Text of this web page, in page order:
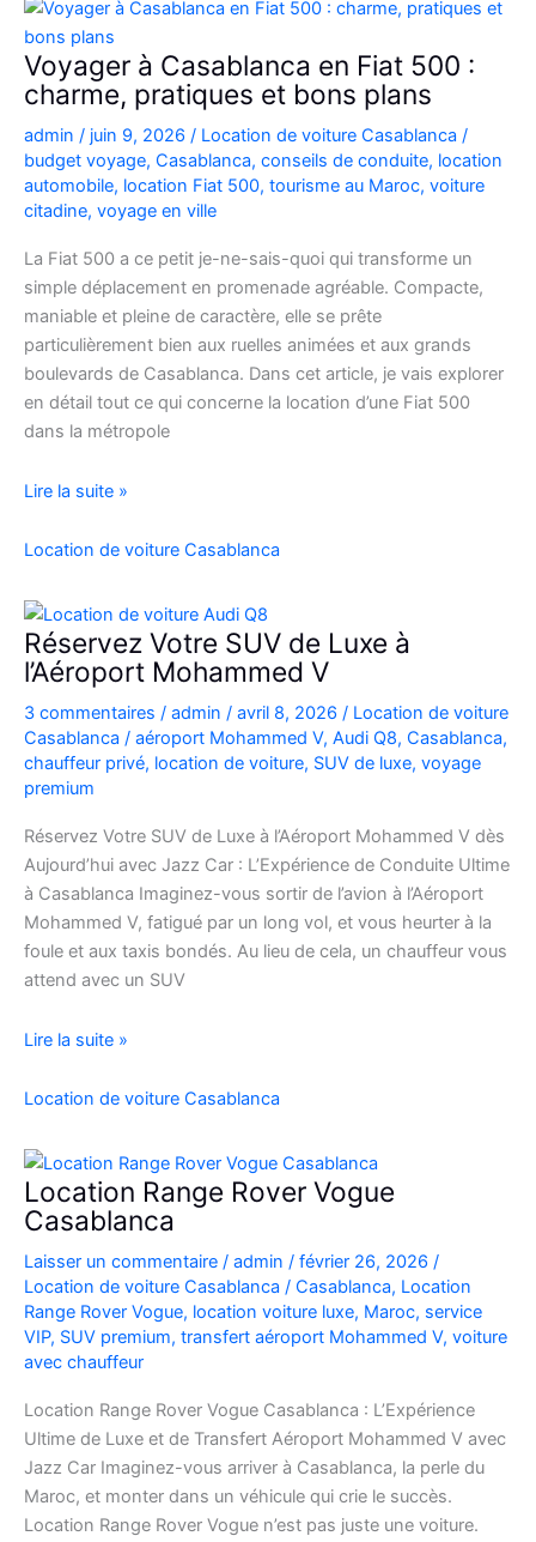
Picanto
à
Casablanca
vos
déplacements
Voyager à Casablanca en Fiat 500 :
charme, pratiques et bons plans
admin / juin 9, 2026 / Location de voiture Casablanca /
budget voyage, Casablanca, conseils de conduite, location
automobile, location Fiat 500, tourisme au Maroc, voiture
citadine, voyage en ville
La Fiat 500 a ce petit je-ne-sais-quoi qui transforme un
simple déplacement en promenade agréable. Compacte,
maniable et pleine de caractère, elle se prête
particulièrement bien aux ruelles animées et aux grands
boulevards de Casablanca. Dans cet article, je vais explorer
en détail tout ce qui concerne la location d’une Fiat 500
dans la métropole
Voyager
Casablanca
Fiat
500
:
pratiques
et
bons
Lire la suite »
Location de voiture Casablanca
Réservez Votre SUV de Luxe à
l’Aéroport Mohammed V
3 commentaires / admin / avril 8, 2026 / Location de voiture
Casablanca / aéroport Mohammed V, Audi Q8, Casablanca,
chauffeur privé, location de voiture, SUV de luxe, voyage
premium
Réservez Votre SUV de Luxe à l’Aéroport Mohammed V dès
Aujourd’hui avec Jazz Car : L’Expérience de Conduite Ultime
à Casablanca Imaginez-vous sortir de l’avion à l’Aéroport
Mohammed V, fatigué par un long vol, et vous heurter à la
foule et aux taxis bondés. Au lieu de cela, un chauffeur vous
attend avec un SUV
Réservez
SUV
Luxe
à
l’Aéroport
V
Lire la suite »
Location de voiture Casablanca
Location Range Rover Vogue
Casablanca
Laisser un commentaire / admin / février 26, 2026 /
Location de voiture Casablanca / Casablanca, Location
Range Rover Vogue, location voiture luxe, Maroc, service
VIP, SUV premium, transfert aéroport Mohammed V, voiture
avec chauffeur
Location Range Rover Vogue Casablanca : L’Expérience
Ultime de Luxe et de Transfert Aéroport Mohammed V avec
Jazz Car Imaginez-vous arriver à Casablanca, la perle du
Maroc, et monter dans un véhicule qui crie le succès.
Location Range Rover Vogue n’est pas juste une voiture.